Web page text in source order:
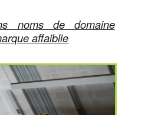
noms de domaine
affaiblie